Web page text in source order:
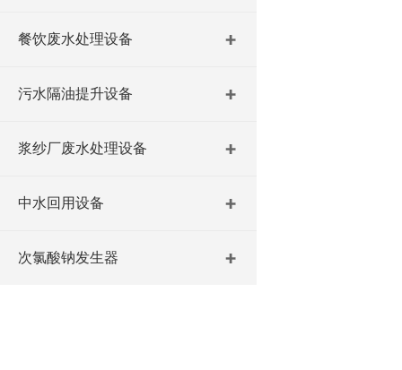
餐饮废水处理设备
污水隔油提升设备
浆纱厂废水处理设备
中水回用设备
次氯酸钠发生器